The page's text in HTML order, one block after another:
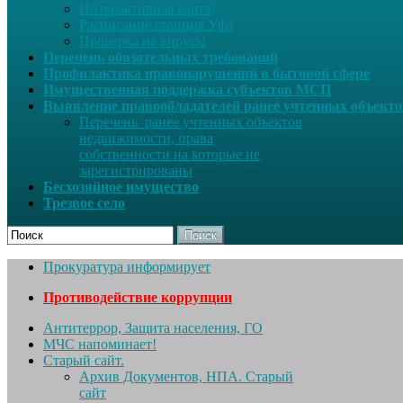
Интерактивная карта
Расписание станция Уфа
Проверка на вирусы
Перечень обязательных требований
Профилактика правонарушений в бытовой сфере
Имущественная поддержка субъектов МСП
Выявление правообладателей ранее учтенных
Перечень ранее учтенных объектов
недвижимости, права
собственности на которые не
зарегистрированы
Бесхозяйное имущество
Трезвое село
Поиск
Прокуратура информирует
Противодействие коррупции
Антитеррор, Защита населения, ГО
МЧС напоминает!
Старый сайт.
Архив Документов, НПА. Старый
сайт